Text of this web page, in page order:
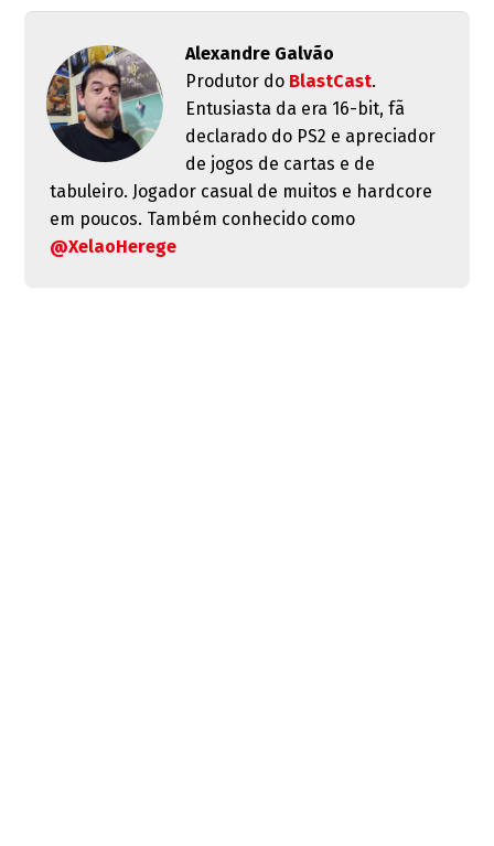
Alexandre Galvão
Produtor do BlastCast.
Entusiasta da era 16-bit, fã
declarado do PS2 e apreciador
de jogos de cartas e de
tabuleiro. Jogador casual de muitos e hardcore
em poucos. Também conhecido como
@XelaoHerege